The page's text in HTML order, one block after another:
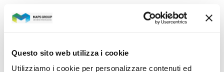
Questo sito web utilizza i cookie
Utilizziamo i cookie per personalizzare contenuti ed
Sarà un’occasione unica per conoscere
dal vivo le potenzialità delle soluzioni
Maps Energy.